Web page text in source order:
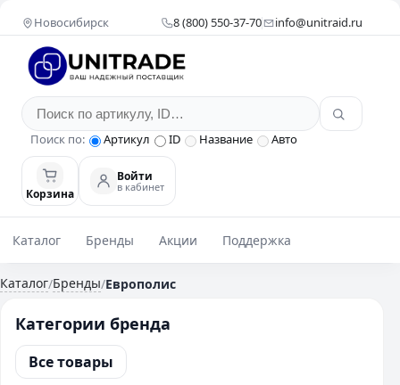
Новосибирск 8 (800) 550-37-70 info@unitraid.ru
Поиск по: Артикул ID Название Авто
Корзина
Войти
в кабинет
Каталог Бренды Акции Поддержка
Каталог/Бренды/Европолис
Категории бренда
Все товары